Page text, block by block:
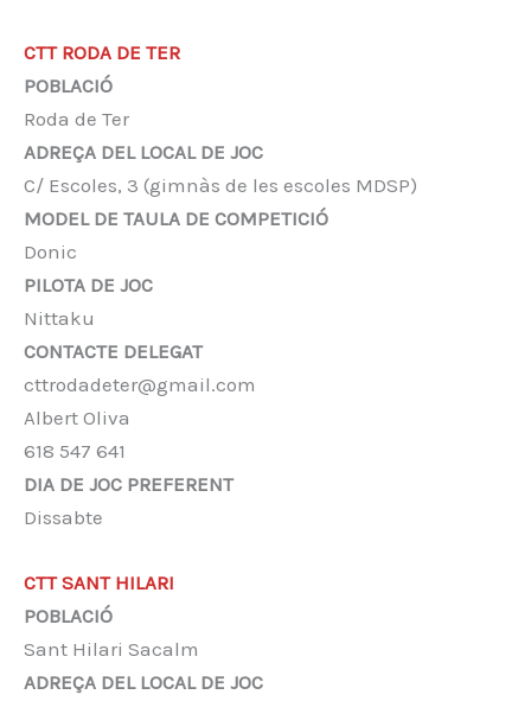
CTT RODA DE TER
POBLACIÓ
Roda de Ter
ADREÇA DEL LOCAL DE JOC
C/ Escoles, 3 (gimnàs de les escoles MDSP)
MODEL DE TAULA DE COMPETICIÓ
Donic
PILOTA DE JOC
Nittaku
CONTACTE DELEGAT
cttrodadeter@gmail.com
Albert Oliva
‭618 547 641‬
DIA DE JOC PREFERENT
Dissabte
CTT SANT HILARI
POBLACIÓ
Sant Hilari Sacalm
ADREÇA DEL LOCAL DE JOC